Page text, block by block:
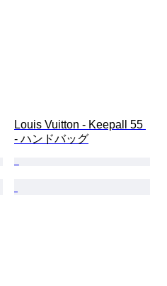
Louis Vuitton - Keepall 55
- ハンドバッグ